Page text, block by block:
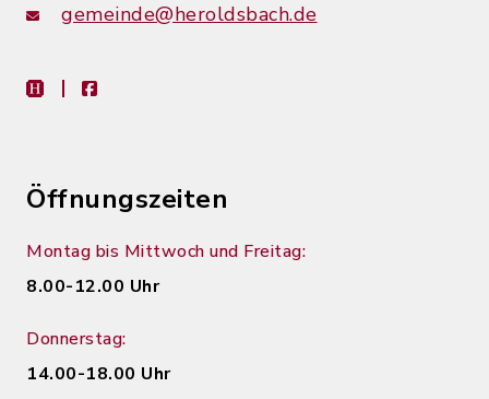
gemeinde@heroldsbach.de
heimat-infofacebook
Öffnungszeiten
Montag bis Mittwoch und Freitag:
8.00-12.00 Uhr
Donnerstag:
14.00-18.00 Uhr